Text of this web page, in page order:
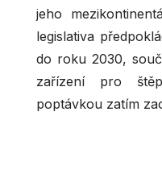
jeho
legislativa
do roku 2030,
zařízení pro
poptávkou zatím